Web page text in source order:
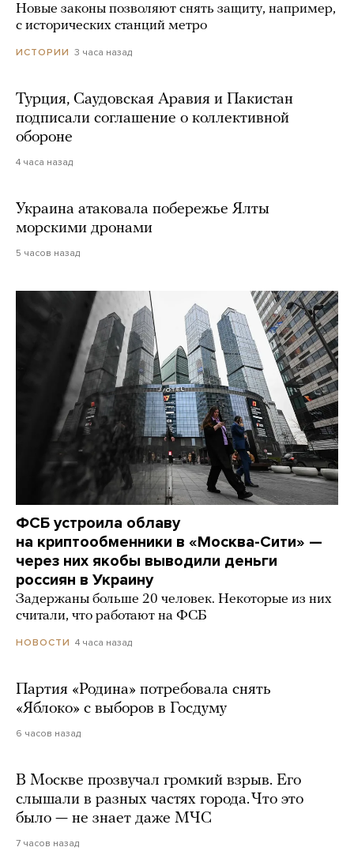
Новые законы позволяют снять защиту, например,
с исторических станций метро
ИСТОРИИ 3 часа назад
Турция, Саудовская Аравия и Пакистан
подписали соглашение о коллективной
обороне
4 часа назад
Украина атаковала побережье Ялты
морскими дронами
5 часов назад
ФСБ устроила облаву
на криптообменники в «Москва-Сити» —
через них якобы выводили деньги
россиян в Украину
Задержаны больше 20 человек. Некоторые из них
считали, что работают на ФСБ
НОВОСТИ 4 часа назад
Партия «Родина» потребовала снять
«Яблоко» с выборов в Госдуму
6 часов назад
В Москве прозвучал громкий взрыв. Его
слышали в разных частях города. Что это
было — не знает даже МЧС
7 часов назад